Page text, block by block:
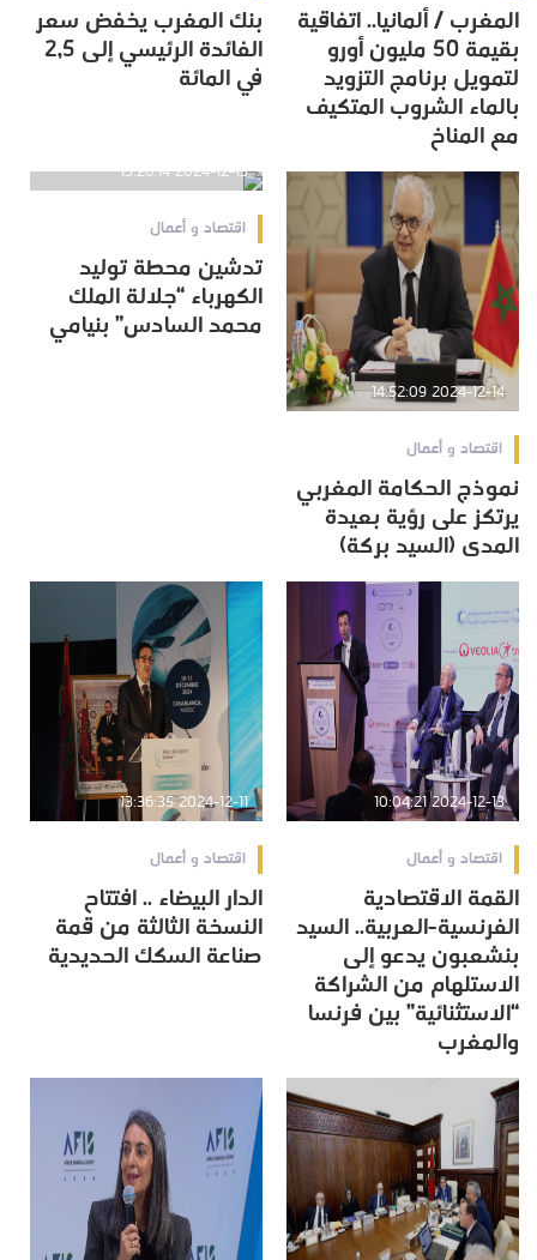
المغرب / ألمانيا.. اتفاقية
بقيمة 50 مليون أورو
لتمويل برنامج التزويد
بالماء الشروب المتكيف
مع المناخ
بنك المغرب يخفض سعر
الفائدة الرئيسي إلى 2,5
في المائة
2024-12-14 14:52:09
اقتصاد و أعمال
نموذج الحكامة المغربي
يرتكز على رؤية بعيدة
المدى (السيد بركة)
2024-12-13 13:26:14
اقتصاد و أعمال
تدشين محطة توليد
الكهرباء “جلالة الملك
محمد السادس” بنيامي
2024-12-13 10:04:21
اقتصاد و أعمال
القمة الاقتصادية
الفرنسية-العربية.. السيد
بنشعبون يدعو إلى
الاستلهام من الشراكة
“الاستثنائية” بين فرنسا
والمغرب
2024-12-11 13:36:35
اقتصاد و أعمال
الدار البيضاء .. افتتاح
النسخة الثالثة من قمة
صناعة السكك الحديدية